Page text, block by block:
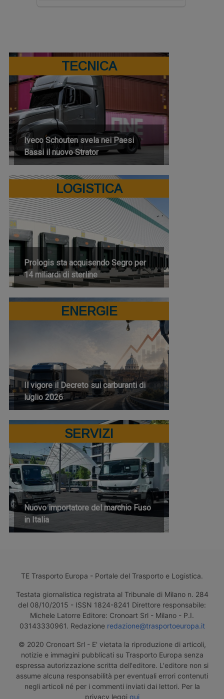
TECNICA
Iveco Schouten svela nei Paesi
Bassi il nuovo Strator
LOGISTICA
Prologis sta acquisendo Segro per
14 miliardi di sterline
ENERGIE
Il vigore il Decreto sui carburanti di
luglio 2026
SERVIZI
Nuovo importatore del marchio Fuso
in Italia
TE Trasporto Europa - Portale del Trasporto e Logistica.
Testata giornalistica registrata al Tribunale di Milano n. 284
del 08/10/2015 - ISSN 1824-8241 Direttore responsabile:
Michele Latorre Editore: Cronoart Srl - Milano - P.I.
03143330961. Redazione redazione@trasportoeuropa.it
© 2020 Cronoart Srl - E' vietata la riproduzione di articoli,
notizie e immagini pubblicati su Trasporto Europa senza
espressa autorizzazione scritta dell'editore. L'editore non si
assume alcuna responsabilità per eventuali errori contenuti
negli articoli né per i commenti inviati dai lettori. Per la
privacy leggi qui